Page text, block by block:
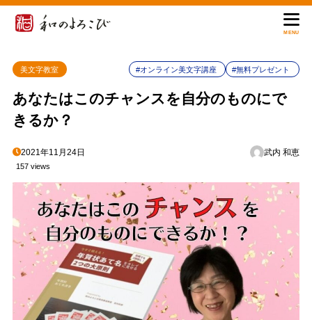
MENU
美文字教室 #オンライン美文字講座 #無料プレゼント
あなたはこのチャンスを自分のものにで
きるか？
2021年11月24日 武内 和恵
157 views